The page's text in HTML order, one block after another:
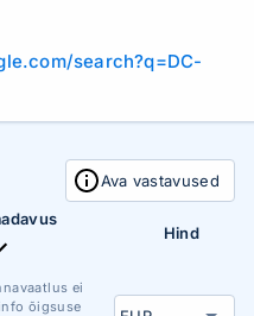
search?q=DC-
Ava vastavused
Hind
ei
õigsuse